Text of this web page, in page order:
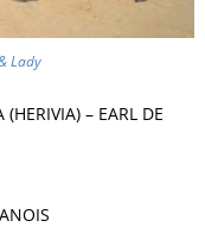
Lady
– EARL DE